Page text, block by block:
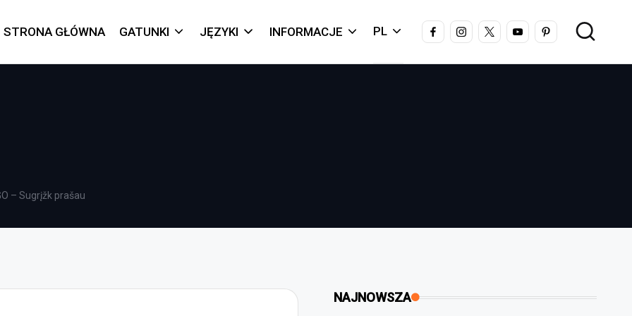
STRONA GŁÓWNA GATUNKI JĘZYKI INFORMACJE PL FACEBOOKINSTAGRAM
X YOUTUBEPINTEREST
– Sugrįžk prašau
NAJNOWSZA